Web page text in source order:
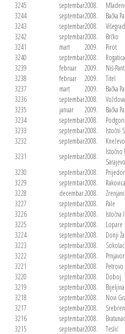
3245
septembar2008.
3244
septembar2008. Bačka
3243
septembar2008. Višegrad
3242
septembar2008. Brčko
3241
mart 2009. Pirot
3240
septembar2008. Rogatica
3239
februar 2009. Niš-
3238
februar 2009. Titel
3237
mart 2009. Bačka
3236
septembar2008.
3235
januar 2009. Bačka
3234
septembar2008.
3233
septembar2008. Istočni
3232
septembar2008. Kneževo
3231
septembar2008.
Istočno
Sarajevo
3230
septembar2008. Prijedor
3229
septembar2008. Rakovica
3228
decembar2008.
3227
septembar2008. Pale
3226
septembar2008. Istočna
3225
septembar2008. Lopare
3224
septembar2008. Donji
3223
septembar2008. Sokolac
3222
septembar2008. Prnjavor
3221
septembar2008. Petrovo
3220
septembar2008. Doboj
3219
septembar2008. Bijeljina
3218
septembar2008. Novi
3217
septembar2008.
3216
septembar2008. Bratunac
3215
septembar2008. Teslić